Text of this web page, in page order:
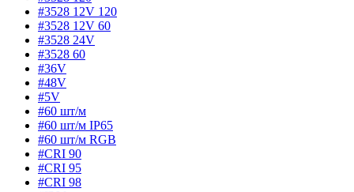
#3528 12V 120
#3528 12V 60
#3528 24V
#3528 60
#36V
#48V
#5V
#60 шт/м
#60 шт/м IP65
#60 шт/м RGB
#CRI 90
#CRI 95
#CRI 98